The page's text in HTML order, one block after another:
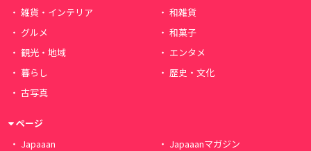
雑貨・インテリア
和雑貨
グルメ
和菓子
観光・地域
エンタメ
暮らし
歴史・文化
古写真
ページ
Japaaan
Japaaanマガジン